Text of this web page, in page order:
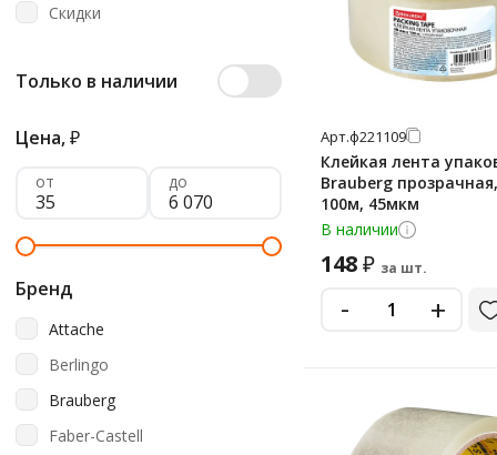
Скидки
Только в наличии
Цена,₽
от до
Бренд
Attache
Berlingo
Brauberg
Faber-Castell
Арт.ф221109
Клейкая лента
Brauberg
100м, 45мкм
В наличии
148₽ за шт.
- +